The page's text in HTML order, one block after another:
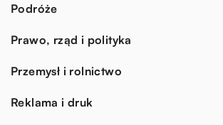
Podróże
Prawo, rząd i polityka
Przemysł i rolnictwo
Reklama i druk